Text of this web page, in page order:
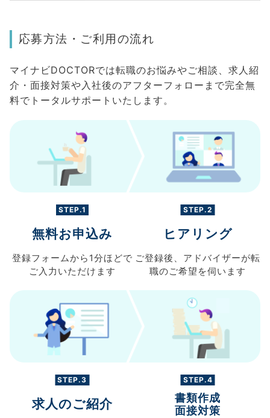
応募方法・ご利用の流れ
マイナビDOCTORでは転職のお悩みやご相談、求人紹
介・面接対策や入社後のアフターフォローまで完全無
料でトータルサポートいたします。
STEP.1
無料お申込み
登録フォームから 1分ほどで
ご入力 いただけます
STEP.2
ヒアリング
ご登録後、 アドバイザーが転
職のご希望を伺います
STEP.3
求人のご紹介
STEP.4
書類作成
面接対策